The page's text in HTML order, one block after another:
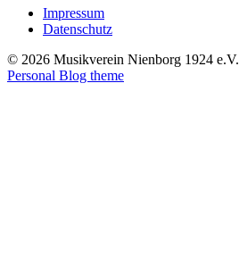
Impressum
Datenschutz
© 2026 Musikverein Nienborg 1924 e.V.
Personal Blog theme